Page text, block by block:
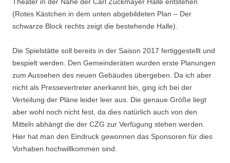
(Rotes Kästchen in dem unten abgebildeten Plan – Der
schwarze Block rechts zeigt die bestehende Halle).
Die Spielstätte soll bereits in der Saison 2017 fertiggestellt und
bespielt werden. Den Gemeinderäten wurden erste Planungen
zum Aussehen des neuen Gebäudes übergeben. Da ich aber
nicht als Pressevertreter anerkannt bin, ging ich bei der
Verteilung der Pläne leider leer aus. Die genaue Größe liegt
aber wohl noch nicht fest, da dies natürlich auch von den
Mitteln abhängt die der CZG zur Verfügung stehen werden.
Hier hat man den Eindruck gewonnen das Sponsoren für dies
Vorhaben hochwillkommen sind.